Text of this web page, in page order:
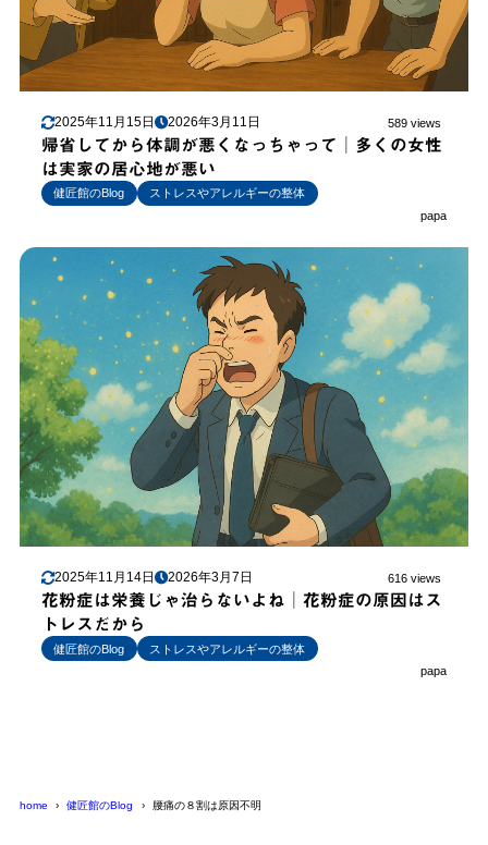
2025年11月15日 2026年3月11日 589 views
帰省してから体調が悪くなっちゃって│多くの女性
は実家の居心地が悪い
健匠館のBlog
ストレスやアレルギーの整体
papa
2025年11月14日 2026年3月7日 616 views
花粉症は栄養じゃ治らないよね│花粉症の原因はス
トレスだから
健匠館のBlog
ストレスやアレルギーの整体
papa
home 健匠館のBlog 腰痛の８割は原因不明